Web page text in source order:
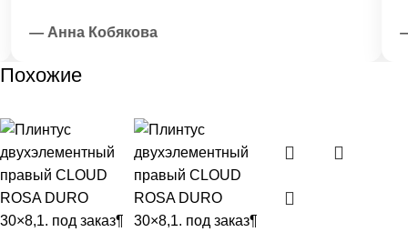
— Анна Кобякова —
Похожие